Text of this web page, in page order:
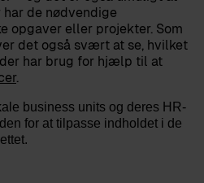
de nødvendige
opgaver eller projekter. Som
det også svært at se, hvilket
har brug for hjælp til at
.
business units og deres HR-
for at tilpasse indholdet i de